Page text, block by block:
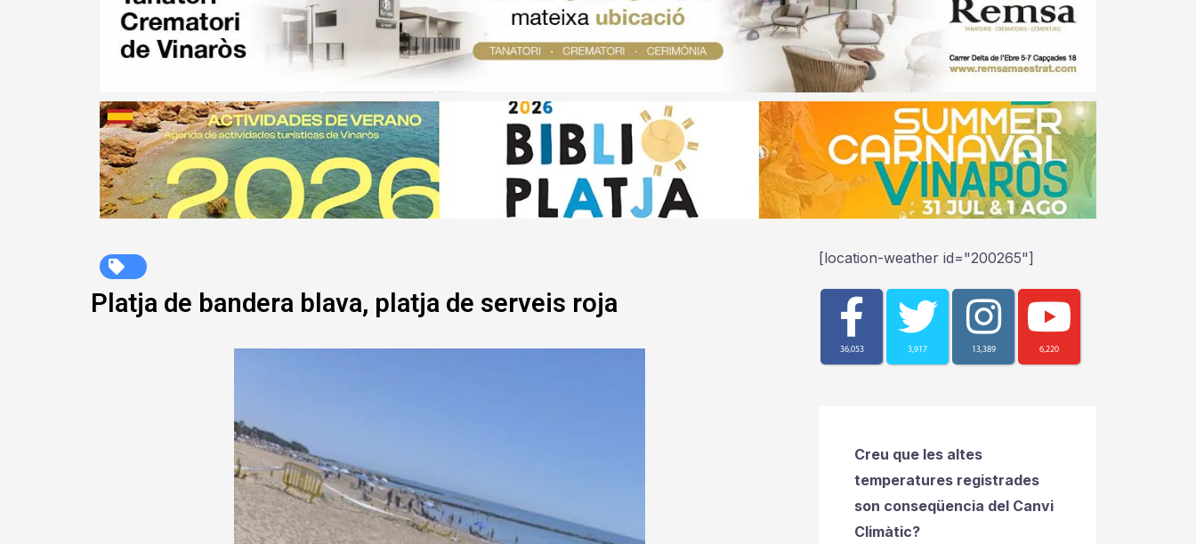
Platja de bandera blava, platja de serveis roja
[location-weather id="200265"]
36,053 3,917 13,389 6,220
Creu que les altes
temperatures registrades
son conseqüencia del Canvi
Climàtic?